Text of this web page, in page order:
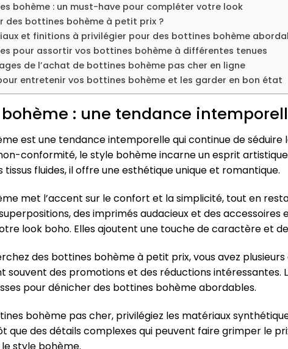
bohème : un must-have pour compléter votre look
des bottines bohème à petit prix ?
et finitions à privilégier pour des bottines bohème
pour assortir vos bottines bohème à différentes tenues
de l’achat de bottines bohème pas cher en ligne
entretenir vos bottines bohème et les garder en bon état
bohème : une tendance
est une tendance intemporelle qui continue de
conformité, le style bohème incarne un esprit
tissus fluides, il offre une esthétique unique et romantique.
met l’accent sur le confort et la simplicité, tout en
des imprimés audacieux et des
look boho. Elles ajoutent une touche de caractère et
des bottines bohème à petit prix, vous avez
souvent des promotions et des réductions intéressantes.
pour dénicher des bottines bohème abordables.
bohème pas cher, privilégiez les matériaux
que des détails complexes qui peuvent faire grimper le
style bohème.